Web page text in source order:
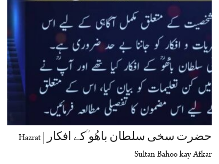
حضرت سخی سلطان باھُو ؒکے افکار | Hazrat
Sultan Bahoo kay Afkar